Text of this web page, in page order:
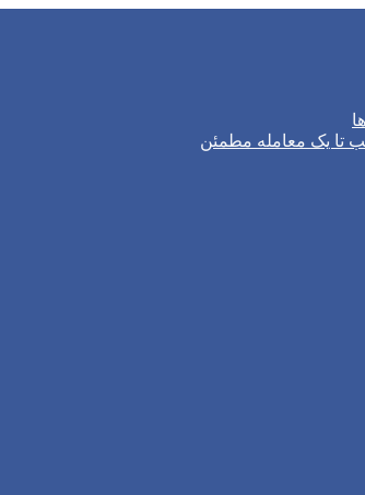
تا یک معامله مطمئن